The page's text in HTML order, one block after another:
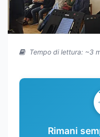
Tempo di lettura: ~3
Rimani